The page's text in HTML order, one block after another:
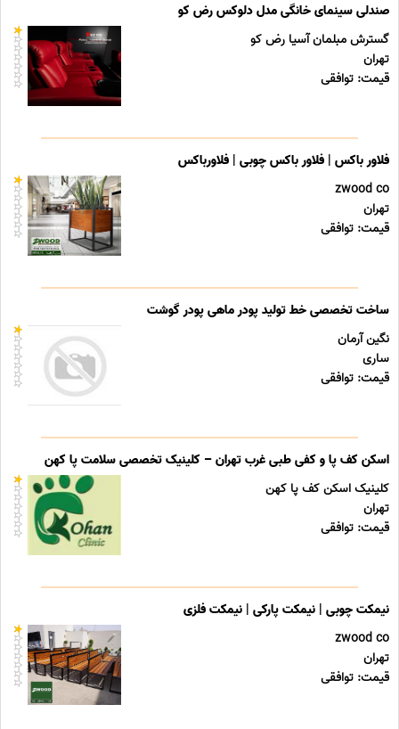
صندلی سینمای خانگی مدل دلوکس رض کو
گسترش مبلمان آسیا رض کو
تهران
قیمت: توافقی
فلاور باکس | فلاور باکس چوبی | فلاورباکس
zwood co
تهران
قیمت: توافقی
ساخت تخصصی خط تولید پودر ماهی پودر گوشت
نگین آرمان
ساری
قیمت: توافقی
اسکن کف پا و کفی طبی غرب تهران – کلینیک تخصصی سلامت پا کهن
کلینیک اسکن کف پا کهن
تهران
قیمت: توافقی
نیمکت چوبی | نیمکت پارکی | نیمکت فلزی
zwood co
تهران
قیمت: توافقی